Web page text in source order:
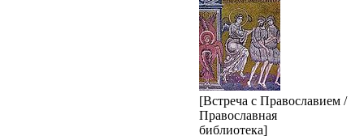
[Встреча с Православием /
Православная
библиотека]